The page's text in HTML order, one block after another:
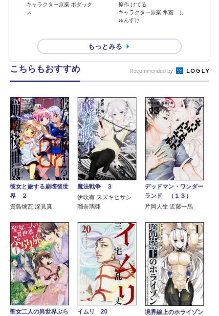
キャラクター原案 ボダック
ス
原作 けてる
キャラクター原案 氷室 し
ゅんすけ
もっとみる
こちらもおすすめ Recommended by
彼女と旅する崩壊後世
界 ２
貴島煉瓦 深見真
魔法戦争 ３
伊吹有 スズキヒサシ
瑠奈璃亜
デッドマン・ワンダー
ランド （１３）
片岡人生 近藤一馬
聖女二人の異世界ぶら
イムリ 20
境界線上のホライゾン